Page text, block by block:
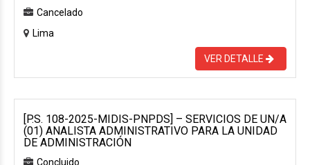
Cancelado
Lima
VER DETALLE
[P.S. 108-2025-MIDIS-PNPDS] – SERVICIOS DE UN/A
(01) ANALISTA ADMINISTRATIVO PARA LA UNIDAD
DE ADMINISTRACIÓN
Concluido